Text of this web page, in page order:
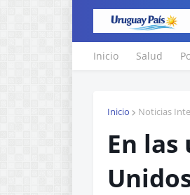
Inicio Salud
Inicio Noticias
En